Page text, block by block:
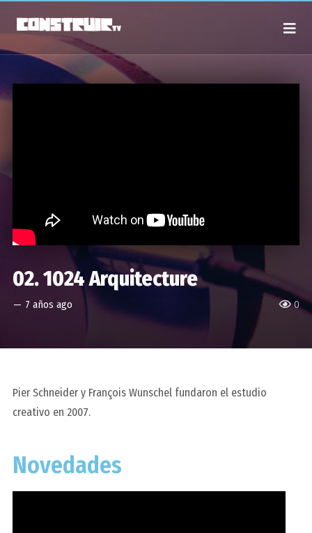
0
02. 1024 Arquitecture
— 7 años ago
Pier Schneider y François Wunschel fundaron el estudio
creativo en 2007.
Novedades